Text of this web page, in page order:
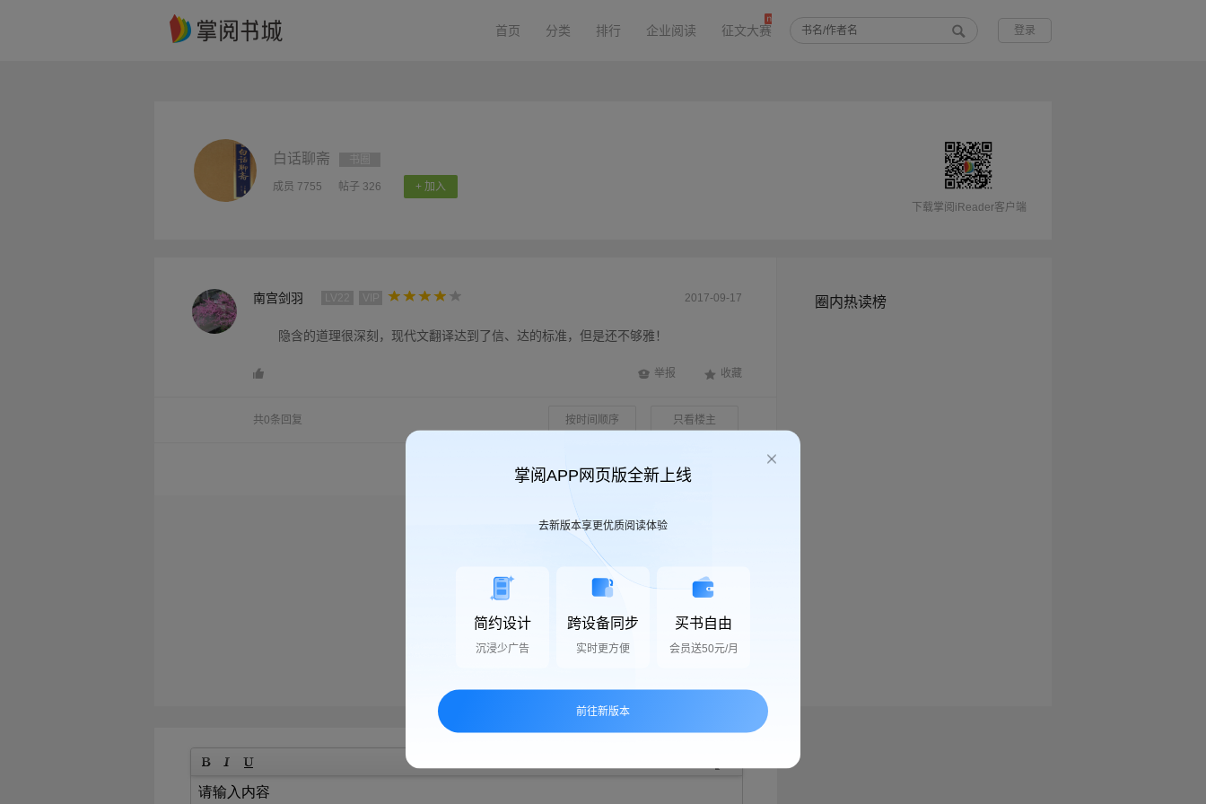
首页 分类 排行 企业阅读 征文大赛 登录
白话聊斋
成员 7755 帖子 326
+ 加入
下载掌阅iReader客户端
南宫剑羽 2017-09-17
隐含的道理很深刻，现代文翻译达到了信、达的标准，但是还不够雅！
举报 收藏
共0条回复 按时间顺序 只看楼主
圈内热读榜
掌阅APP网页版全新上线
去新版本享更优质阅读体验
简约设计
沉浸少广告
跨设备同步
实时更方便
买书自由
会员送50元/月
前往新版本